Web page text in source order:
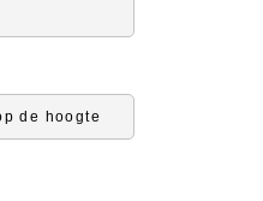
de hoogte